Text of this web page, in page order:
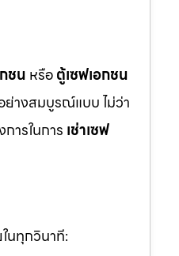
ชน หรือตู้เซฟเอกชน
ย่างสมบูรณ์แบบ ไม่ว่า
ารในการ เช่าเซฟ
นทุกวินาที: